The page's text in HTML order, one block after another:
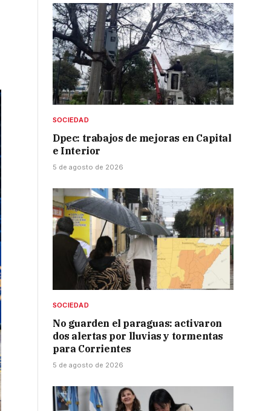
SOCIEDAD
Dpec: trabajos de mejoras en Capital
e Interior
5 de agosto de 2026
SOCIEDAD
No guarden el paraguas: activaron
dos alertas por lluvias y tormentas
para Corrientes
5 de agosto de 2026